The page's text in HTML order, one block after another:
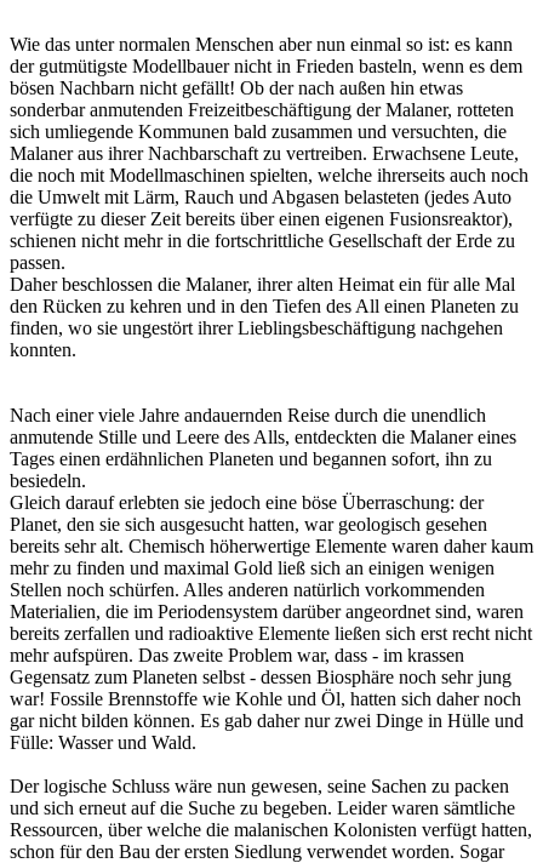
Wie das unter normalen Menschen aber nun einmal so ist: es kann
der gutmütigste Modellbauer nicht in Frieden basteln, wenn es dem
bösen Nachbarn nicht gefällt! Ob der nach außen hin etwas
sonderbar anmutenden Freizeitbeschäftigung der Malaner, rotteten
sich umliegende Kommunen bald zusammen und versuchten, die
Malaner aus ihrer Nachbarschaft zu vertreiben. Erwachsene Leute,
die noch mit Modellmaschinen spielten, welche ihrerseits auch noch
die Umwelt mit Lärm, Rauch und Abgasen belasteten (jedes Auto
verfügte zu dieser Zeit bereits über einen eigenen Fusionsreaktor),
schienen nicht mehr in die fortschrittliche Gesellschaft der Erde zu
passen.
Daher beschlossen die Malaner, ihrer alten Heimat ein für alle Mal
den Rücken zu kehren und in den Tiefen des All einen Planeten zu
finden, wo sie ungestört ihrer Lieblingsbeschäftigung nachgehen
konnten.
Nach einer viele Jahre andauernden Reise durch die unendlich
anmutende Stille und Leere des Alls, entdeckten die Malaner eines
Tages einen erdähnlichen Planeten und begannen sofort, ihn zu
besiedeln.
Gleich darauf erlebten sie jedoch eine böse Überraschung: der
Planet, den sie sich ausgesucht hatten, war geologisch gesehen
bereits sehr alt. Chemisch höherwertige Elemente waren daher kaum
mehr zu finden und maximal Gold ließ sich an einigen wenigen
Stellen noch schürfen. Alles anderen natürlich vorkommenden
Materialien, die im Periodensystem darüber angeordnet sind, waren
bereits zerfallen und radioaktive Elemente ließen sich erst recht nicht
mehr aufspüren. Das zweite Problem war, dass - im krassen
Gegensatz zum Planeten selbst - dessen Biosphäre noch sehr jung
war! Fossile Brennstoffe wie Kohle und Öl, hatten sich daher noch
gar nicht bilden können. Es gab daher nur zwei Dinge in Hülle und
Fülle: Wasser und Wald.
Der logische Schluss wäre nun gewesen, seine Sachen zu packen
und sich erneut auf die Suche zu begeben. Leider waren sämtliche
Ressourcen, über welche die malanischen Kolonisten verfügt hatten,
schon für den Bau der ersten Siedlung verwendet worden. Sogar